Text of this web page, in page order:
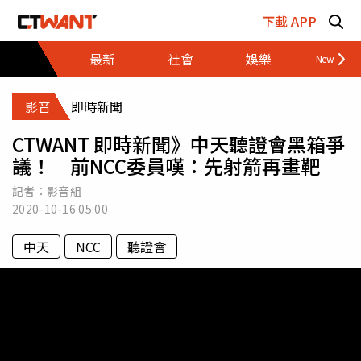
下載 APP
最新
社會 娛樂 財經
影音 即時新聞
CTWANT 即時新聞》中天聽證會黑箱爭
議！ 前NCC委員嘆：先射箭再畫靶
記者：影音組
2020-10-1605:00
中天 NCC 聽證會